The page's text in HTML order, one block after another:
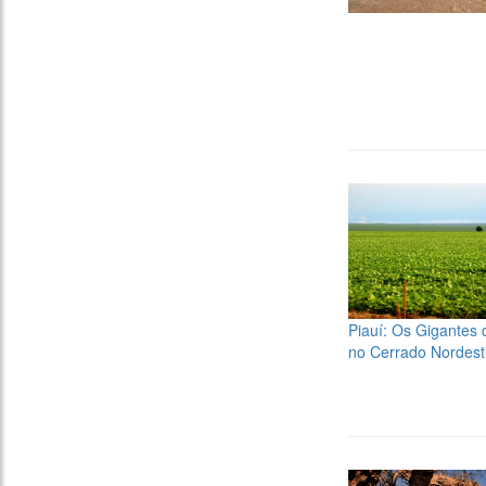
Piauí: Os Gigantes
no Cerrado